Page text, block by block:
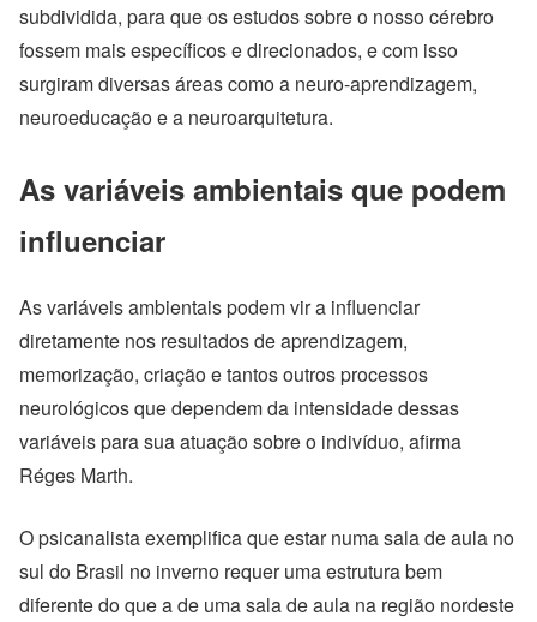
subdividida, para que os estudos sobre o nosso cérebro
fossem mais específicos e direcionados, e com isso
surgiram diversas áreas como a neuro-aprendizagem,
neuroeducação e a neuroarquitetura.
As variáveis ambientais que podem
influenciar
As variáveis ambientais podem vir a influenciar
diretamente nos resultados de aprendizagem,
memorização, criação e tantos outros processos
neurológicos que dependem da intensidade dessas
variáveis para sua atuação sobre o indivíduo, afirma
Réges Marth.
O psicanalista exemplifica que estar numa sala de aula no
sul do Brasil no inverno requer uma estrutura bem
diferente do que a de uma sala de aula na região nordeste